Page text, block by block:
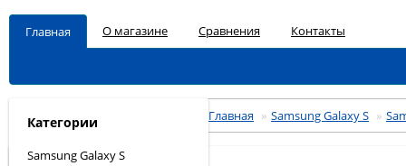
Главная О магазине Сравнения Контакты
Категории
Samsung Galaxy S
Главная » Samsung Galaxy S »